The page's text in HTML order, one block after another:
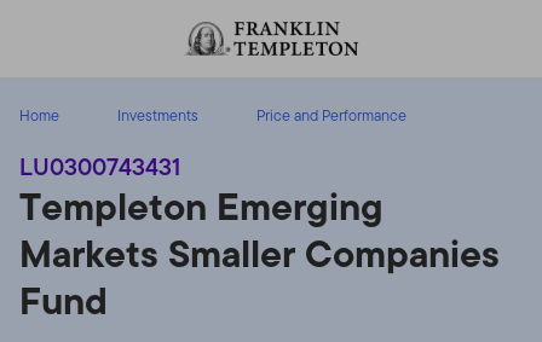
Home Investments Price and Performance
LU0300743431
Templeton Emerging
Markets Smaller Companies
Fund